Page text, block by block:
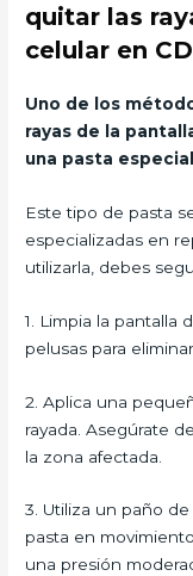
quitar las
celular en
Uno de los
rayas de la
una pasta
Este tipo de pasta
especializadas en
utilizarla, debes
1. Limpia la pantalla
pelusas para
2. Aplica una
rayada. Asegúrate
la zona afectada.
3. Utiliza un paño
pasta en
una presión